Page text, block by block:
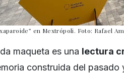
en Mextrópoli. Foto: Rafael
maqueta es una lectura
construida del